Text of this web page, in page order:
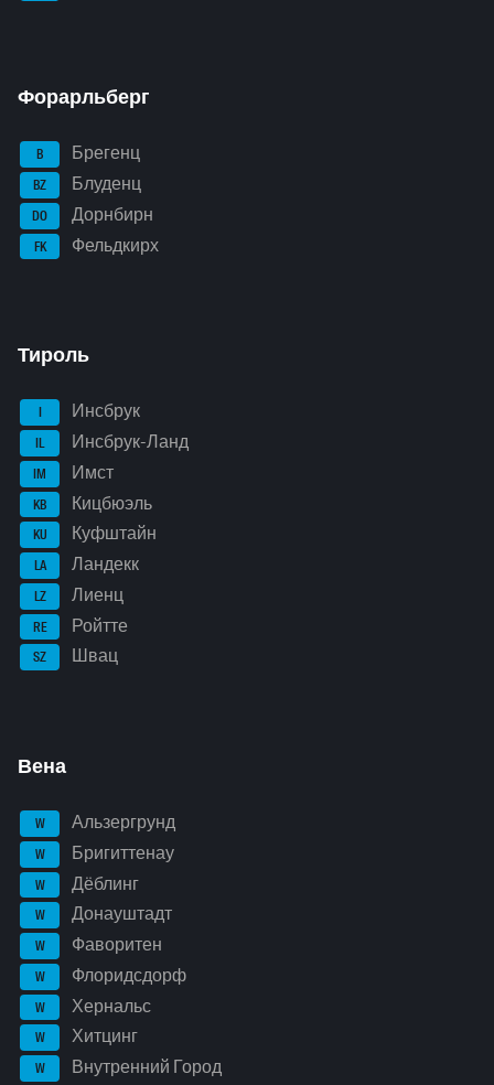
Форарльберг
B Брегенц
BZ Блуденц
DO Дорнбирн
FK Фельдкирх
Тироль
I Инсбрук
IL Инсбрук-Ланд
IM Имст
KB Кицбюэль
KU Куфштайн
LA Ландекк
LZ Лиенц
RE Ройтте
SZ Швац
Вена
W Альзергрунд
W Бригиттенау
W Дёблинг
W Донауштадт
W Фаворитен
W Флоридсдорф
W Хернальс
W Хитцинг
W Внутренний Город